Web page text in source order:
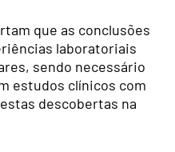
que as conclusões
laboratoriais
sendo necessário
estudos clínicos com
descobertas na